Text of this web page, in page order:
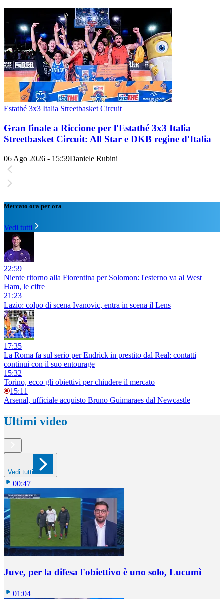
Estathé 3x3 Italia Streetbasket Circuit
Gran finale a Riccione per l'Estathé 3x3 Italia
Streetbasket Circuit: All Star e DKB regine d'Italia
06 Ago 2026 - 15:59Daniele Rubini
Mercato ora per ora
Vedi tutti
22:59
Niente ritorno alla Fiorentina per Solomon: l'esterno va al West
Ham, le cifre
21:23
Lazio: colpo di scena Ivanovic, entra in scena il Lens
17:35
La Roma fa sul serio per Endrick in prestito dal Real: contatti
continui con il suo entourage
15:32
Torino, ecco gli obiettivi per chiudere il mercato
15:11
Arsenal, ufficiale acquisto Bruno Guimaraes dal Newcastle
Ultimi video
Vedi tutti
00:47
Juve, per la difesa l'obiettivo è uno solo, Lucumì
01:04